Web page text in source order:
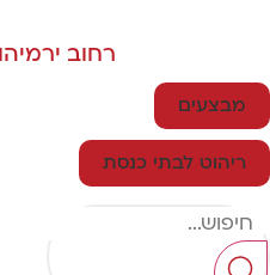
רחוב ירמיהו 23, ירושלים
מבצעים
ריהוט לבתי כנסת